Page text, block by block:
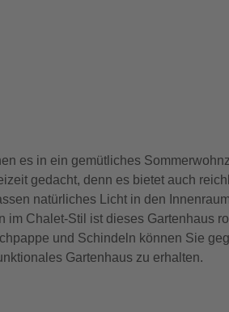
es in ein gemütliches
gedacht, denn es bietet auch
natürliches Licht in den
Chalet-Stil ist dieses Gartenhaus
und Schindeln können Sie
Gartenhaus zu erhalten.